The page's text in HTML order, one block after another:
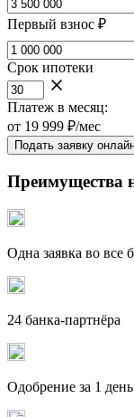
Первый взнос ₽
Срок ипотеки
Платеж в месяц:
от 19 999 ₽/мес
Подать заявку
Преимущества
Одна заявка во все
24 банка-партнёра
Одобрение за 1 день